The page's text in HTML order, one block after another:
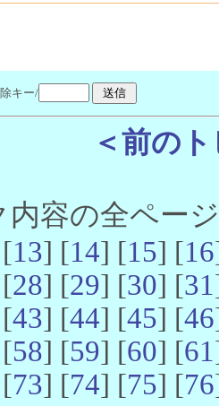
キー/
＜前の
内容の全ペー
13] [14] [15] [16
28] [29] [30] [31
43] [44] [45] [46
58] [59] [60] [61
73] [74] [75] [76